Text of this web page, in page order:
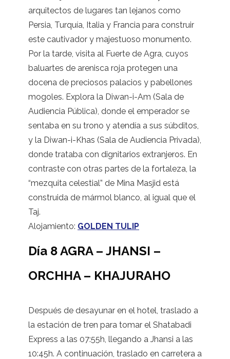
arquitectos de lugares tan lejanos como
Persia, Turquía, Italia y Francia para construir
este cautivador y majestuoso monumento.
Por la tarde, visita al Fuerte de Agra, cuyos
baluartes de arenisca roja protegen una
docena de preciosos palacios y pabellones
mogoles. Explora la Diwan-i-Am (Sala de
Audiencia Pública), donde el emperador se
sentaba en su trono y atendía a sus súbditos,
y la Diwan-i-Khas (Sala de Audiencia Privada),
donde trataba con dignitarios extranjeros. En
contraste con otras partes de la fortaleza, la
“mezquita celestial” de Mina Masjid está
construida de mármol blanco, al igual que el
Taj.
Alojamiento: GOLDEN TULIP
Día 8 AGRA – JHANSI –
ORCHHA – KHAJURAHO
Después de desayunar en el hotel, traslado a
la estación de tren para tomar el Shatabadi
Express a las 07:55h, llegando a Jhansi a las
10:45h. A continuación, traslado en carretera a